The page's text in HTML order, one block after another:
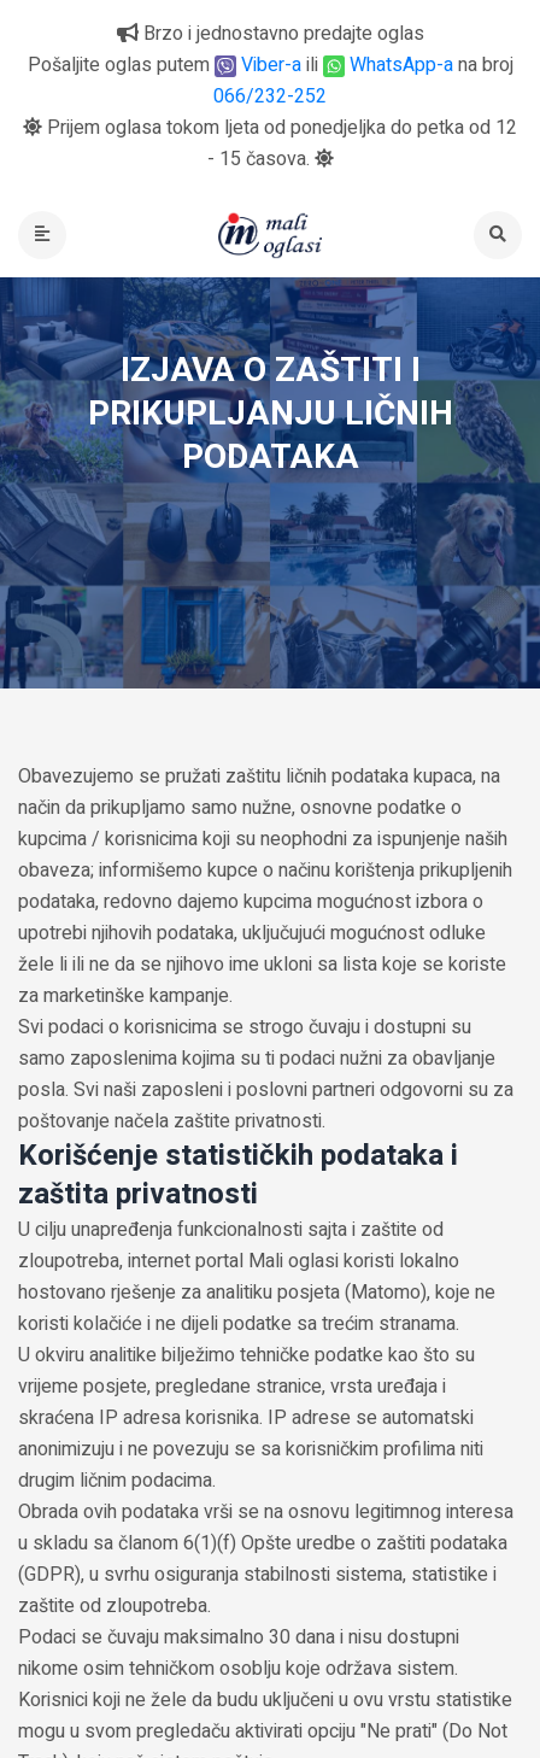
Brzo i jednostavno predajte oglas
Pošaljite oglas putem
Viber-aili WhatsApp-ana broj
066/232-252
Prijem oglasa tokom ljeta od ponedjeljka do petka od 12
- 15 časova.
IZJAVA O ZAŠTITI I
PRIKUPLJANJU LIČNIH
PODATAKA
Obavezujemo se pružati zaštitu ličnih podataka kupaca, na
način da prikupljamo samo nužne, osnovne podatke o
kupcima / korisnicima koji su neophodni za ispunjenje naših
obaveza; informišemo kupce o načinu korištenja prikupljenih
podataka, redovno dajemo kupcima mogućnost izbora o
upotrebi njihovih podataka, uključujući mogućnost odluke
žele li ili ne da se njihovo ime ukloni sa lista koje se koriste
za marketinške kampanje.
Svi podaci o korisnicima se strogo čuvaju i dostupni su
samo zaposlenima kojima su ti podaci nužni za obavljanje
posla. Svi naši zaposleni i poslovni partneri odgovorni su za
poštovanje načela zaštite privatnosti.
Korišćenje statističkih podataka i
zaštita privatnosti
U cilju unapređenja funkcionalnosti sajta i zaštite od
zloupotreba, internet portal Mali oglasi koristi lokalno
hostovano rješenje za analitiku posjeta (Matomo), koje ne
koristi kolačiće i ne dijeli podatke sa trećim stranama.
U okviru analitike bilježimo tehničke podatke kao što su
vrijeme posjete, pregledane stranice, vrsta uređaja i
skraćena IP adresa korisnika. IP adrese se automatski
anonimizuju i ne povezuju se sa korisničkim profilima niti
drugim ličnim podacima.
Obrada ovih podataka vrši se na osnovu legitimnog interesa
u skladu sa članom 6(1)(f) Opšte uredbe o zaštiti podataka
(GDPR), u svrhu osiguranja stabilnosti sistema, statistike i
zaštite od zloupotreba.
Podaci se čuvaju maksimalno 30 dana i nisu dostupni
nikome osim tehničkom osoblju koje održava sistem.
Korisnici koji ne žele da budu uključeni u ovu vrstu statistike
mogu u svom pregledaču aktivirati opciju "Ne prati" (Do Not